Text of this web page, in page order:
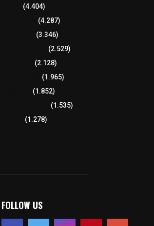
(4.404)
(4.287)
(3.346)
(2.529)
(2.128)
(1.965)
(1.852)
(1.535)
(1.278)
FOLLOW US